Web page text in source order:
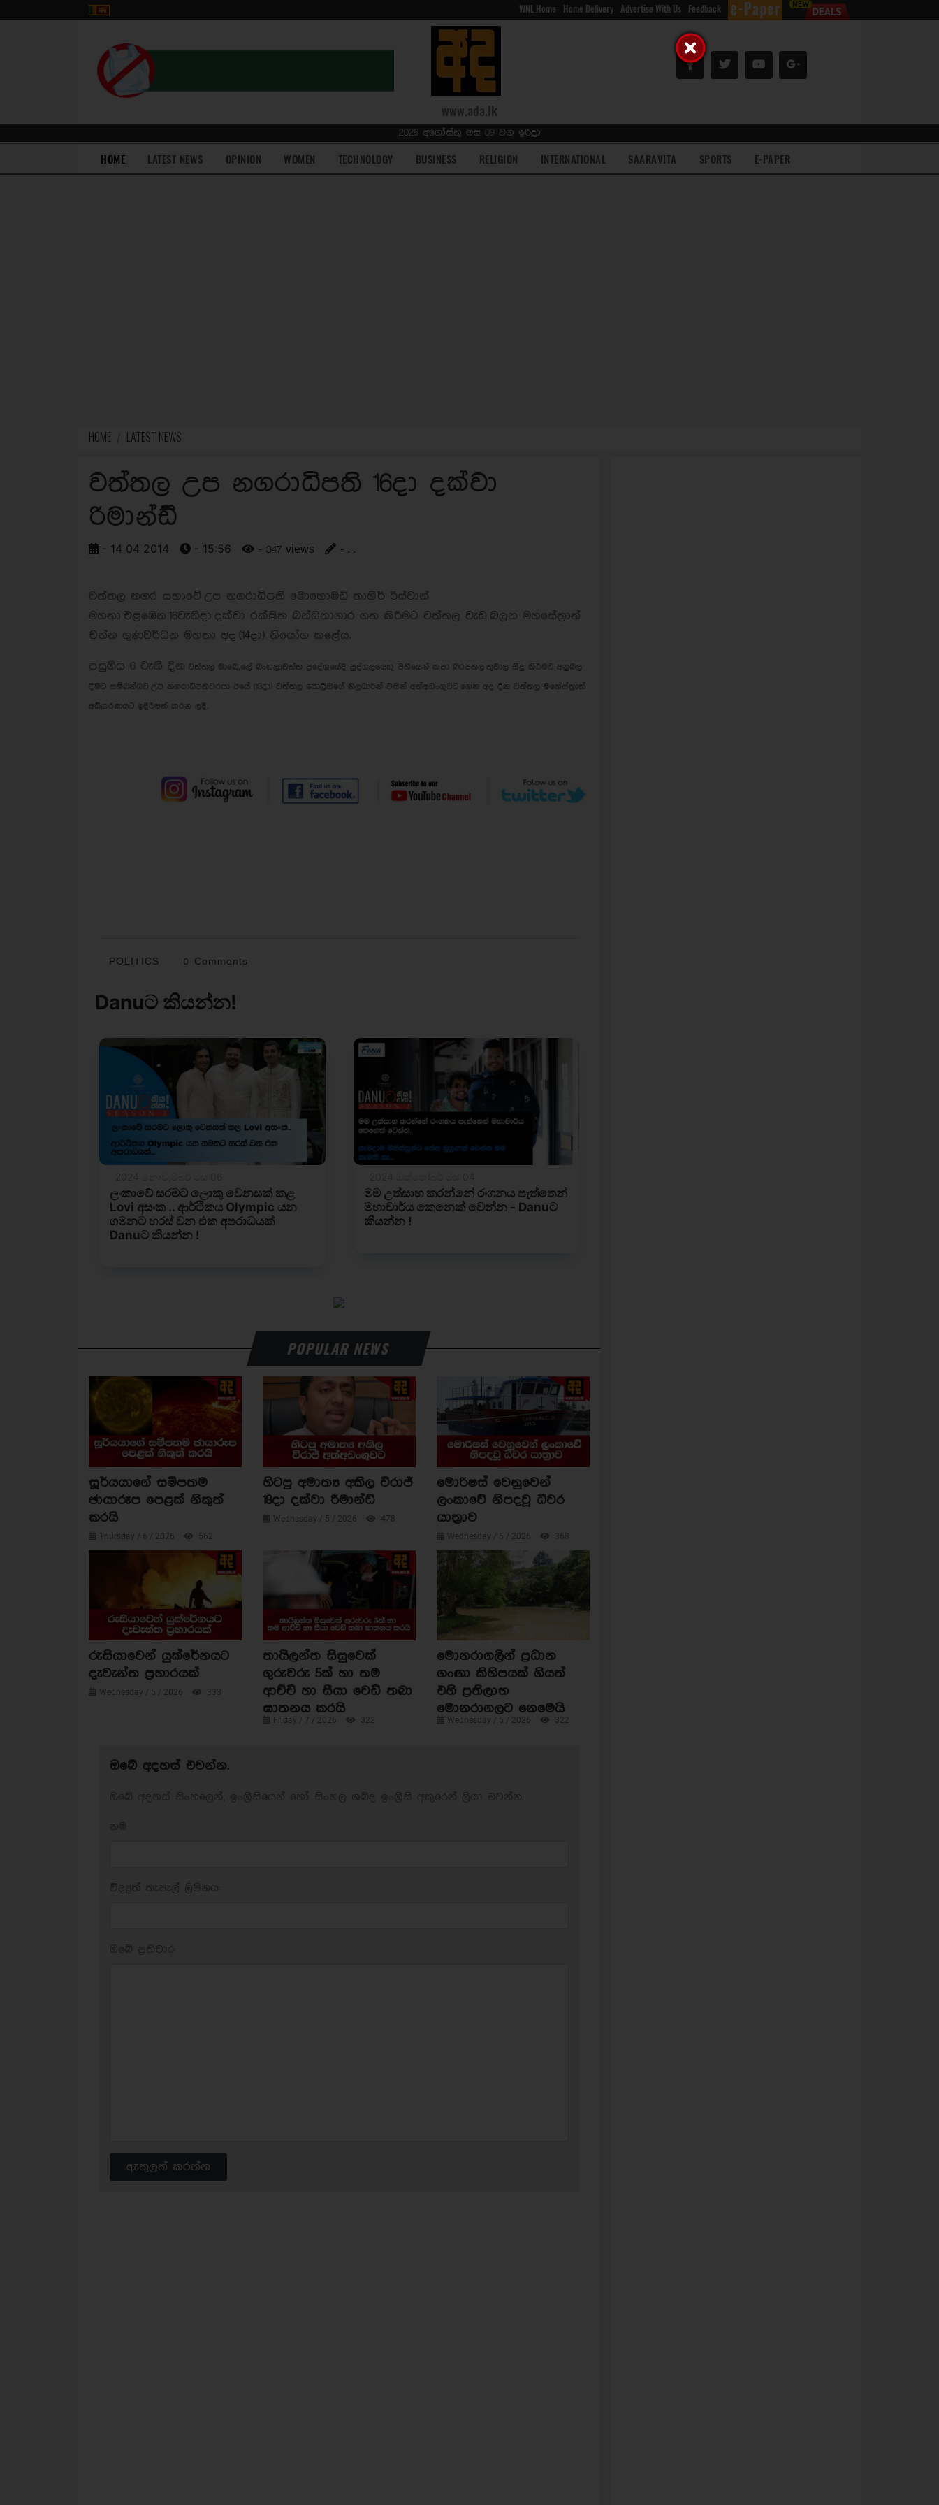
WNL Home Home Delivery Advertise With Us Feedback
www.ada.lk
2026 අගෝස්තු මස 09 වන ඉරිදා
HOME(current)LATEST NEWS OPINION WOMEN TECHNOLOGY BUSINESS RELIGION INTERNATIONAL SAARAVITA SPORTS E-PAPER
HOME LATEST NEWS
වත්තල උප නගරාධිපති 16දා දක්වා
රිමාන්ඩ්
- 14 04 2014 - 15:56 - 347 views - . .
වත්තල නගර සභාවේ උප නගරාධිපති මොහොමඩ් තාහිර් රිස්වාන්
මහතා එළඹෙන 16වැනිදා දක්වා රක්ෂිත බන්ධනාගාර ගත කිරීමට වත්තල වැඩ බලන මහසේත්‍රාත්
චන්න ගුණවර්ධන මහතා අද (14දා) නියෝග කළේය.
පසුගිය 6 වැනි දින වත්තල මාබොලේ බංගලාවත්ත ප‍්‍රදේශයේදී පුද්ගලයෙකු පිහියෙන් කපා බරපතල තුවාල සිදු කිරීමට අනුබල
දීමට සම්බන්ධව උප නගරාධිපතිවරයා ඊයේ (13දා) වත්තල පොලිසියේ නිලධාරීන් විසින් අත්අඩංගුවට ගෙන අද දින වත්තල මහේස්ත්‍රාත්
අධිකරණයට ඉදිරිපත් කරන ලදී.
POLITICS 0 Comments
POPULAR NEWS
සූර්යයාගේ සමීපතම
ඡායාරූප පෙළක් නිකුත්
කරයි
Thursday / 6 / 2026 562
හිටපු අමාත්‍ය අකිල විරාජ්
18දා දක්වා රිමාන්ඩ්
Wednesday / 5 / 2026 478
මොරිෂස් වෙනුවෙන්
ලංකාවේ නිපදවූ ධීවර
යාත්‍රාව
Wednesday / 5 / 2026 368
රුසියාවෙන් යුක්රේනයට
දැවැන්ත ප්‍රහාරයක්
Wednesday / 5 / 2026 333
තායිලන්ත සිසුවෙක්
ගුරුවරු 5ක් හා තම
ආච්චි හා සීයා වෙඩි තබා
ඝාතනය කරයි
Friday / 7 / 2026 322
මොනරාගලින් ප්‍රධාන
ගංඟා කිහිපයක් ගියත්
එහි ප්‍රතිලාභ
මොනරාගලට නෙමෙයි
Wednesday / 5 / 2026 322
ඔබේ අදහස් එවන්න.
ඇතුලත් කරන්න